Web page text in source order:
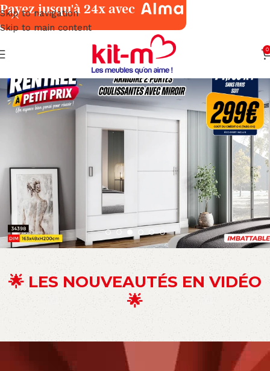
Skip to navigation
Skip to main content
0
🌟 LES NOUVEAUTÉS EN VIDÉO
🌟
Payez jusqu'à 24x avec